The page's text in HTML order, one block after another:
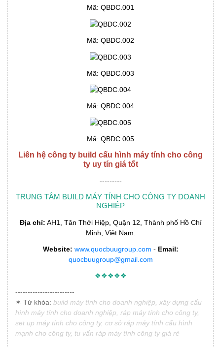
Mã: QBDC.001
Mã: QBDC.002
Mã: QBDC.003
Mã: QBDC.004
Mã: QBDC.005
Liên hệ công ty build cấu hình máy tính cho công
ty uy tín giá tốt
---------
TRUNG TÂM BUILD MÁY TÍNH CHO CÔNG TY DOANH
NGHIỆP
Địa chỉ: AH1, Tân Thới Hiệp, Quận 12, Thành phố Hồ Chí
Minh, Việt Nam.
Website: www.quocbuugroup.com - Email:
quocbuugroup@gmail.com
❖❖❖❖❖
------------------------
✶ Từ khóa: build máy tính cho doanh nghiệp, xây dựng cấu
hình máy tính cho doanh nghiệp, ráp máy tính cho công ty,
set up máy tính cho công ty, cơ sở ráp máy tính cấu hình
mạnh cho công ty, tu vấn ráp máy tính công ty giá rẻ